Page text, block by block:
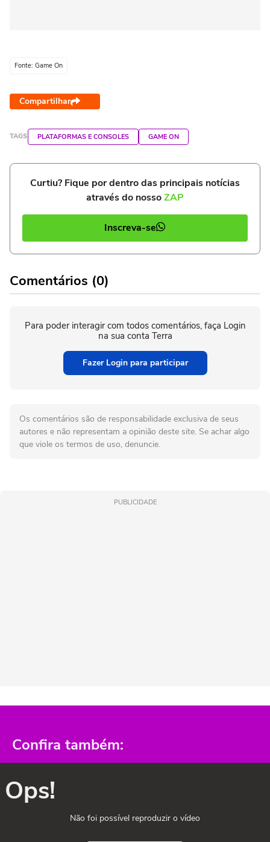
Fonte: Game On
Compartilhar
TAGS PLATAFORMAS E CONSOLES GAME ON
Curtiu? Fique por dentro das principais notícias
através do nossoZAP
Inscreva-se
Comentários (0)
Para poder interagir com todos comentários, faça Login
na sua conta Terra
Fazer Login para participar
Os comentários são de responsabilidade exclusiva de seus
autores e não representam a opinião deste site. Se achar algo
que viole os termos de uso, denuncie.
PUBLICIDADE
Confira também:
Ops!
Não foi possível reproduzir o vídeo